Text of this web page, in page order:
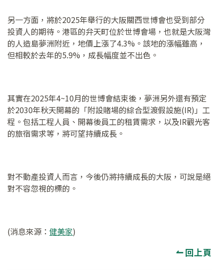
另一方面，將於2025年舉行的大阪關西世博會也受到部分
投資人的期待。港區的弁天町位於世博會場，也就是大阪灣
的人造島夢洲附近，地價上漲了4.3%。該地的漲幅雖高，
但相較於去年的5.9%，成長幅度並不出色。
其實在2025年4~10月的世博會結束後，夢洲另外還有預定
於2030年秋天開幕的「附設賭場的綜合型渡假設施(IR)」工
程。包括工程人員、開幕後員工的租賃需求，以及IR觀光客
的旅宿需求等，將可望持續成長。
對不動產投資人而言，今後仍將持續成長的大阪，可說是絕
對不容忽視的標的。
(消息來源： 健美家)
↼ 回上頁